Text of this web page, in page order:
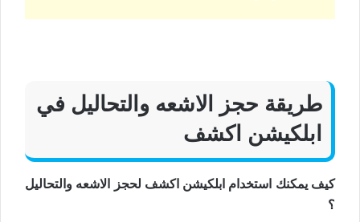
طريقة حجز الاشعه والتحاليل في
ابلكيشن اكشف
كيف يمكنك استخدام ابلكيشن اكشف لحجز الاشعه والتحاليل
؟